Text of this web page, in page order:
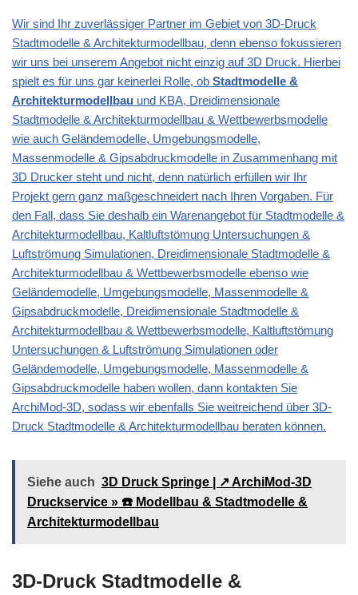
Wir sind Ihr zuverlässiger Partner im Gebiet von 3D-Druck
Stadtmodelle & Architekturmodellbau, denn ebenso fokussieren
wir uns bei unserem Angebot nicht einzig auf 3D Druck. Hierbei
spielt es für uns gar keinerlei Rolle, ob Stadtmodelle &
Architekturmodellbau und KBA, Dreidimensionale
Stadtmodelle & Architekturmodellbau & Wettbewerbsmodelle
wie auch Geländemodelle, Umgebungsmodelle,
Massenmodelle & Gipsabdruckmodelle in Zusammenhang mit
3D Drucker steht und nicht, denn natürlich erfüllen wir Ihr
Projekt gern ganz maßgeschneidert nach Ihren Vorgaben. Für
den Fall, dass Sie deshalb ein Warenangebot für Stadtmodelle &
Architekturmodellbau, Kaltluftstömung Untersuchungen &
Luftströmung Simulationen, Dreidimensionale Stadtmodelle &
Architekturmodellbau & Wettbewerbsmodelle ebenso wie
Geländemodelle, Umgebungsmodelle, Massenmodelle &
Gipsabdruckmodelle, Dreidimensionale Stadtmodelle &
Architekturmodellbau & Wettbewerbsmodelle, Kaltluftstömung
Untersuchungen & Luftströmung Simulationen oder
Geländemodelle, Umgebungsmodelle, Massenmodelle &
Gipsabdruckmodelle haben wollen, dann kontakten Sie
ArchiMod-3D, sodass wir ebenfalls Sie weitreichend über 3D-
Druck Stadtmodelle & Architekturmodellbau beraten können.
Siehe auch 3D Druck Springe | ↗️ ArchiMod-3D
Druckservice » ☎️ Modellbau & Stadtmodelle &
Architekturmodellbau
3D-Druck Stadtmodelle &